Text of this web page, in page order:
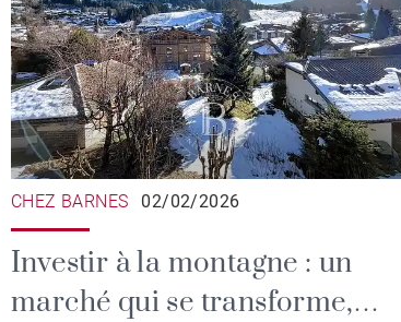
CHEZ BARNES 02/02/2026
Investir à la montagne : un
marché qui se transforme,